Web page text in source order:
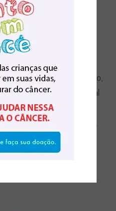
de
2024
na força da união. Por isso,
Anual de Impacto Social
principais resultados,
o apoio de voluntários,
ao nosso lado.